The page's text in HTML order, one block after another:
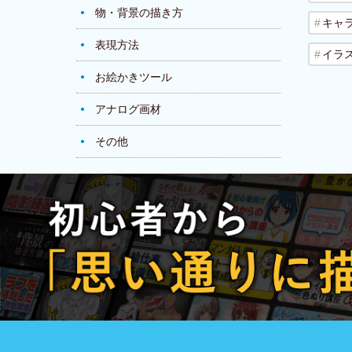
物・背景の描き方
表現方法
お絵かきツール
アナログ画材
その他
キャ
イラ